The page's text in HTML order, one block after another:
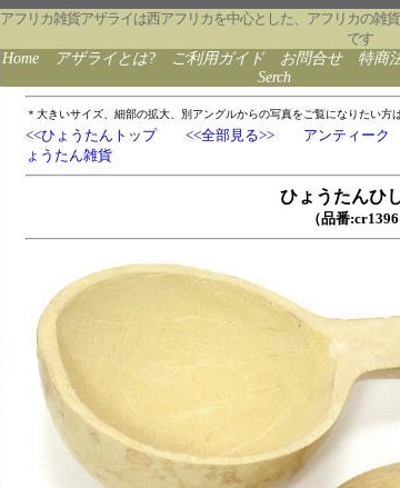
アフリカ雑貨アザライは西アフリカを中心とした、アフリカの雑
です
Home
アザライとは? ご利用ガイド お問合せ 特商
Serch
＊大きいサイズ、細部の拡大、別アングルからの写真をご覧になりたい方
<<ひょうたんトップ <<全部見る>> アンティーク
ょうたん雑貨
ひょうたんひ
（品番:cr1396